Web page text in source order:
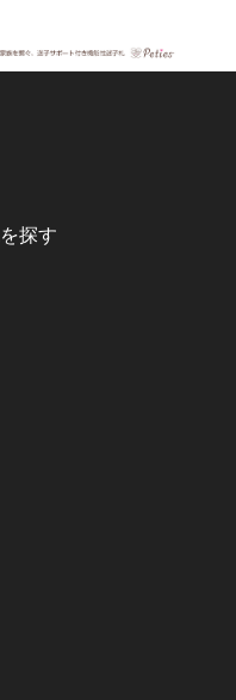
探す